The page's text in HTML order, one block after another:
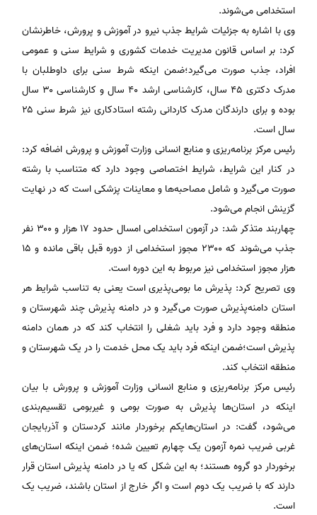
استخدامی می‌شوند.
وی با اشاره به جزئیات شرایط جذب نیرو در آموزش و پرورش، خاطرنشان
کرد: بر اساس قانون مدیریت خدمات کشوری و شرایط سنی و عمومی
افراد، جذب صورت می‌گیرد؛ضمن اینکه شرط سنی برای داوطلبان با
مدرک دکتری ۴۵ سال، کارشناسی ارشد ۴۰ سال و کارشناسی ۳۰ سال
بوده و برای دارندگان مدرک کاردانی رشته استادکاری نیز شرط سنی ۲۵
سال است.
رئیس مرکز برنامه‌ریزی و منابع انسانی وزارت آموزش و پرورش اضافه کرد:
در کنار این شرایط، شرایط اختصاصی وجود دارد که متناسب با رشته
صورت می‌گیرد و شامل مصاحبه‌ها و معاینات پزشکی است که در نهایت
گزینش انجام می‌شود.
چهاربند متذکر شد: در آزمون استخدامی امسال حدود ۱۷ هزار و ۳۰۰ نفر
جذب می‌شوند که ۲۳۰۰ مجوز استخدامی از دوره قبل باقی مانده و ۱۵
هزار مجوز استخدامی نیز مربوط به این دوره است.
وی تصریح کرد: پذیرش ما بومی‌پذیری است یعنی به تناسب شرایط هر
استان دامنه‌پذیرش صورت می‌گیرد و در دامنه پذیرش چند شهرستان و
منطقه وجود دارد و فرد باید شغلی را انتخاب کند که در همان دامنه
پذیرش است؛ضمن اینکه فرد باید یک محل خدمت را در یک شهرستان و
منطقه انتخاب کند.
رئیس مرکز برنامه‌ریزی و منابع انسانی وزارت آموزش و پرورش با بیان
اینکه در استان‌ها پذیرش به صورت بومی و غیربومی تقسیم‌بندی
می‌شود، گفت: در استان‌هایکم برخوردار مانند کردستان و آذربایجان
غربی ضریب نمره آزمون یک چهارم تعیین شده؛ ضمن اینکه استان‌های
برخوردار دو گروه هستند؛ به این شکل که یا در دامنه پذیرش استان قرار
دارند که با ضریب یک دوم است و اگر خارج از استان باشند، ضریب یک
است.